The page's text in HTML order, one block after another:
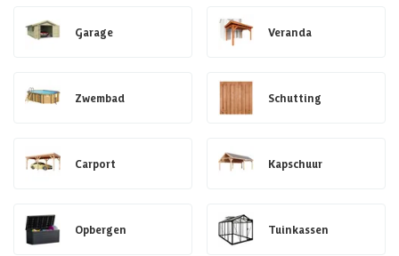
Garage Veranda
Zwembad Schutting
Carport Kapschuur
Opbergen Tuinkassen